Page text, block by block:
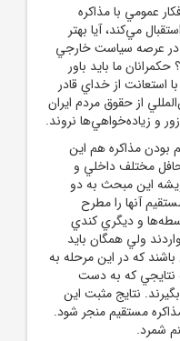
عمومي با مذاکره
مي‌کند، آيا بهتر
در عرصه سياست خارجي
ما بايد باور
استعانت از خداي قادر
از حقوق مردم ايران
و زياده‌خواهي‌ها نروند.
بودن مذاکره هم اين
مختلف داخلي و
اين مبحث به دو
آنها را مطرح
و ديگري کندي
ولي همگان بايد
که در اين مرحله به
که به دست
نتايج مثبت اين
مستقيم منجر شود.
شمرد.